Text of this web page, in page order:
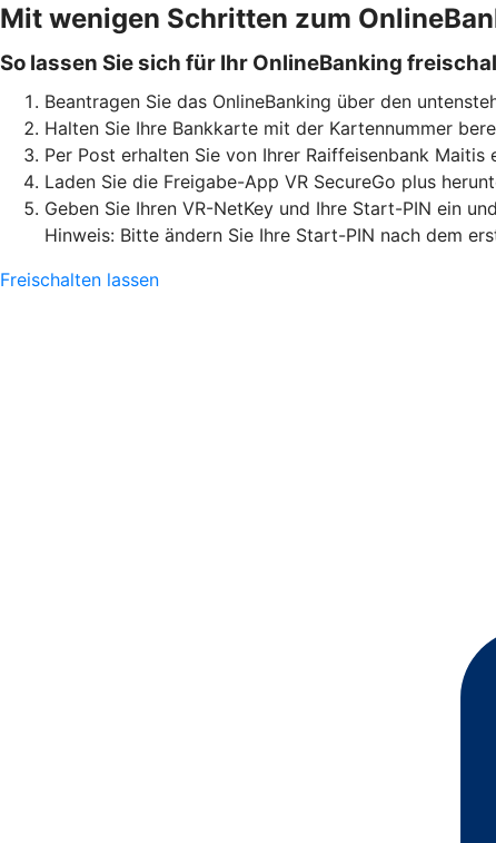
Mit wenigen Schritten zum
So lassen Sie sich für Ihr OnlineBanking
Beantragen Sie das OnlineBanking über den
Halten Sie Ihre Bankkarte mit der Kartennummer
Per Post erhalten Sie von Ihrer Raiffeisenbank
Laden Sie die Freigabe-App VR SecureGo plus
Geben Sie Ihren VR-NetKey und Ihre Start-PIN ein
Hinweis: Bitte ändern Sie Ihre Start-PIN nach dem
Freischalten lassen